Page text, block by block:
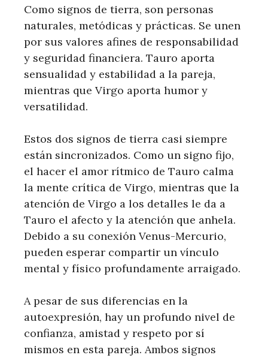
Como signos de tierra, son personas
naturales, metódicas y prácticas. Se unen
por sus valores afines de responsabilidad
y seguridad financiera. Tauro aporta
sensualidad y estabilidad a la pareja,
mientras que Virgo aporta humor y
versatilidad.
Estos dos signos de tierra casi siempre
están sincronizados. Como un signo fijo,
el hacer el amor rítmico de Tauro calma
la mente crítica de Virgo, mientras que la
atención de Virgo a los detalles le da a
Tauro el afecto y la atención que anhela.
Debido a su conexión Venus-Mercurio,
pueden esperar compartir un vínculo
mental y físico profundamente arraigado.
A pesar de sus diferencias en la
autoexpresión, hay un profundo nivel de
confianza, amistad y respeto por sí
mismos en esta pareja. Ambos signos